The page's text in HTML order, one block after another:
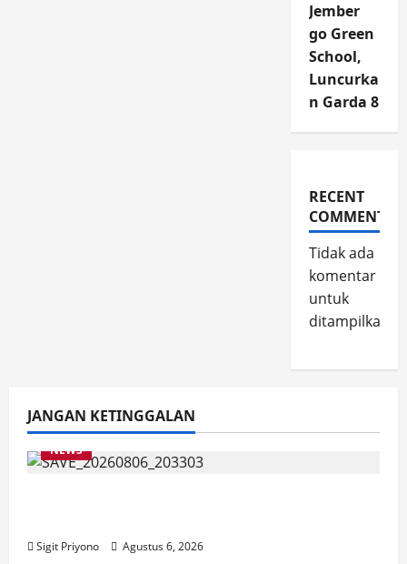
Jember
go Green
School,
Luncurka
n Garda 8
RECENT
COMMENTS
Tidak ada
komentar
untuk
ditampilkan.
JANGAN KETINGGALAN
NEWS
Sigit Priyono
Agustus 6, 2026